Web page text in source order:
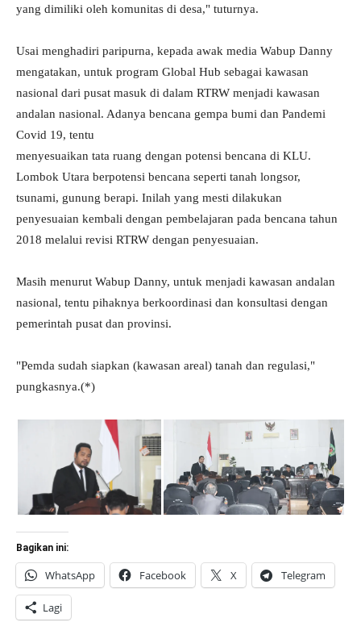
yang dimiliki oleh komunitas di desa," tuturnya.
Usai menghadiri paripurna, kepada awak media Wabup Danny
mengatakan, untuk program Global Hub sebagai kawasan
nasional dari pusat masuk di dalam RTRW menjadi kawasan
andalan nasional. Adanya bencana gempa bumi dan Pandemi
Covid 19, tentu
menyesuaikan tata ruang dengan potensi bencana di KLU.
Lombok Utara berpotensi bencana seperti tanah longsor,
tsunami, gunung berapi. Inilah yang mesti dilakukan
penyesuaian kembali dengan pembelajaran pada bencana tahun
2018 melalui revisi RTRW dengan penyesuaian.
Masih menurut Wabup Danny, untuk menjadi kawasan andalan
nasional, tentu pihaknya berkoordinasi dan konsultasi dengan
pemerintah pusat dan provinsi.
"Pemda sudah siapkan (kawasan areal) tanah dan regulasi,"
pungkasnya.(*)
Bagikan ini:
WhatsApp Facebook X Telegram
Lagi